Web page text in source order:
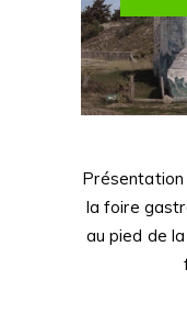
Présentation
la foire
au pied de